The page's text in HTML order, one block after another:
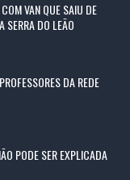
VAN QUE SAIU DE
SERRA DO LEÃO
DA REDE
PODE SER EXPLICADA